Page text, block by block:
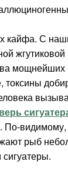
кайфа. С
жгутиковой
мощнейших
токсины
По-видимому,
рыб